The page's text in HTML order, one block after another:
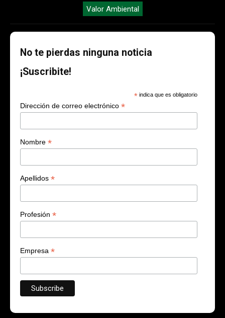
Valor Ambiental
No te pierdas ninguna noticia
¡Suscribite!
* indica que es obligatorio
Dirección de correo electrónico *
Nombre *
Apellidos *
Profesión *
Empresa *